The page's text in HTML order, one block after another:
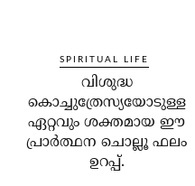
SPIRITUAL LIFE
വിശുദ്ധ
കൊച്ചുത്രേസ്യയോടുള്ള
ഏറ്റവും ശക്തമായ ഈ
പ്രാര്‍ത്ഥന ചൊല്ലൂ ഫലം
ഉറപ്പ്.